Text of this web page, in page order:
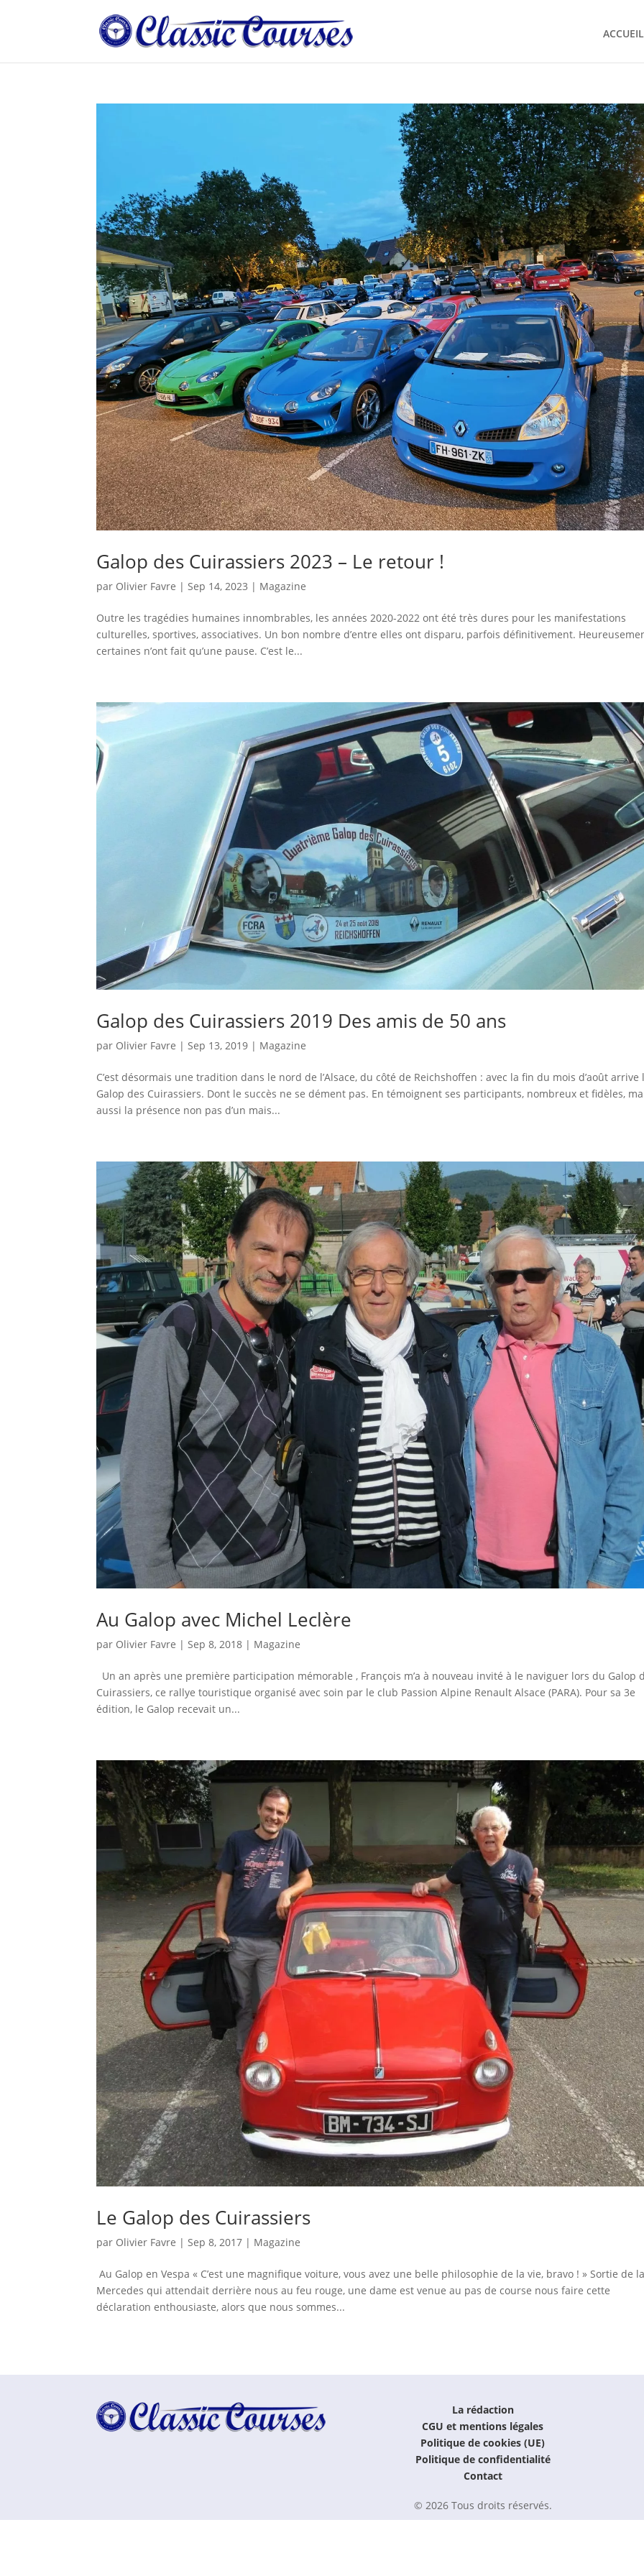
ACCUEIL
Galop des Cuirassiers 2023 – Le retour !
par Olivier Favre | Sep 14, 2023 | Magazine
Outre les tragédies humaines innombrables, les années 2020-2022 ont été très dures pour les manifestations
culturelles, sportives, associatives. Un bon nombre d’entre elles ont disparu, parfois définitivement.
certaines n’ont fait qu’une pause. C’est le...
Galop des Cuirassiers 2019 Des amis de 50 ans
par Olivier Favre |Sep 13, 2019 | Magazine
C’est désormais une tradition dans le nord de l’Alsace, du côté de Reichshoffen : avec la fin du mois d’août arrive
Galop des Cuirassiers. Dont le succès ne se dément pas. En témoignent ses participants, nombreux et fidèles,
aussi la présence non pas d’un mais...
Au Galop avec Michel Leclère
par Olivier Favre | Sep 8, 2018 | Magazine
Un an après une première participation mémorable , François m’a à nouveau invité à le naviguer lors du Galop
Cuirassiers, ce rallye touristique organisé avec soin par le club Passion Alpine Renault Alsace (PARA). Pour sa 3e
édition, le Galop recevait un...
Le Galop des Cuirassiers
par Olivier Favre |Sep 8, 2017 | Magazine
Au Galop en Vespa « C’est une magnifique voiture, vous avez une belle philosophie de la vie, bravo ! » Sortie de
Mercedes qui attendait derrière nous au feu rouge, une dame est venue au pas de course nous faire cette
déclaration enthousiaste, alors que nous sommes...
La rédaction
CGU et mentions légales
Politique de cookies (UE)
Politique de confidentialité
Contact
© 2026 Tous droits réservés.